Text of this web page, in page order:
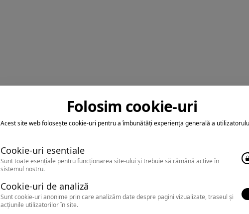
Folosim cookie-uri
Acest site web folosește cookie-uri pentru a îmbunătăți experiența generală a
Cookie-uri esentiale
Sunt toate esențiale pentru funcționarea site-ului și trebuie să rămână active în
sistemul nostru.
Cookie-uri de analiză
Sunt cookie-uri anonime prin care analizăm date despre pagini vizualizate, traseul și
acțiunile utilizatorilor în site.